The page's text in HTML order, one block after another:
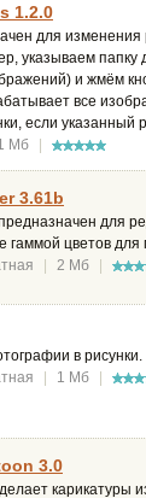
1.2.0
для изменения
указываем папку
и жмём
все
если указанный
Мб |
3.61b
для
гаммой цветов
| 2 Мб |
в рисунки.
| 1 Мб |
3.0
карикатуры